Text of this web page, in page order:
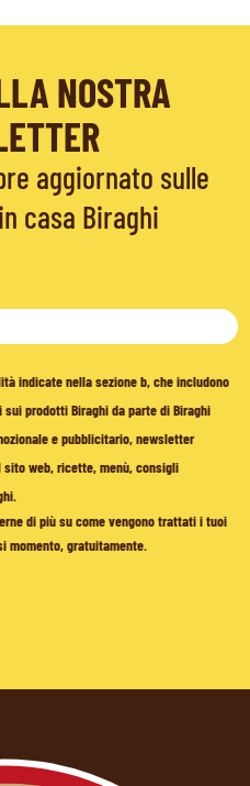
NOSTRA
aggiornato sulle
casa Biraghi
indicate nella sezione b, che includono
prodotti Biraghi da parte di Biraghi
e pubblicitario, newsletter
web, ricette, menù, consigli
di più su come vengono trattati i tuoi
momento, gratuitamente.